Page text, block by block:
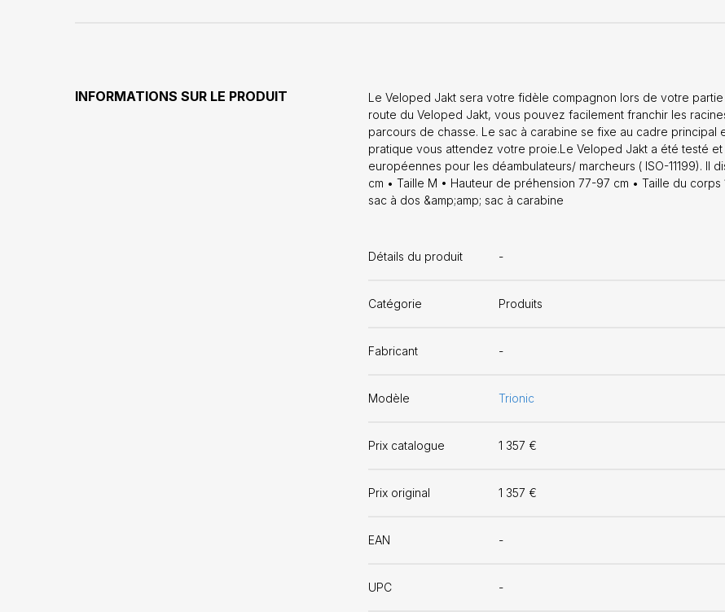
INFORMATIONS SUR LE PRODUIT
Le Veloped Jakt sera votre fidèle compagnon lors de votre
route du Veloped Jakt, vous pouvez facilement franchir les
parcours de chasse. Le sac à carabine se fixe au cadre
pratique vous attendez votre proie.Le Veloped Jakt a été testé
européennes pour les déambulateurs/ marcheurs ( ISO-11199). Il
cm • Taille M • Hauteur de préhension 77-97 cm • Taille du
sac à dos &amp;amp; sac à carabine
Détails du produit -
Catégorie Produits
Fabricant -
Modèle Trionic
Prix catalogue 1 357 €
Prix original 1 357 €
EAN -
UPC -